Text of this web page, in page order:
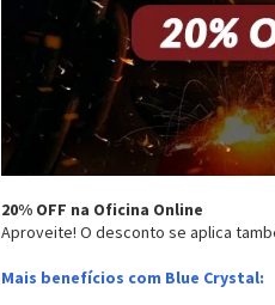
20% OFF na Oficina Online
Aproveite! O desconto se aplica
Mais benefícios com Blue Crystal: